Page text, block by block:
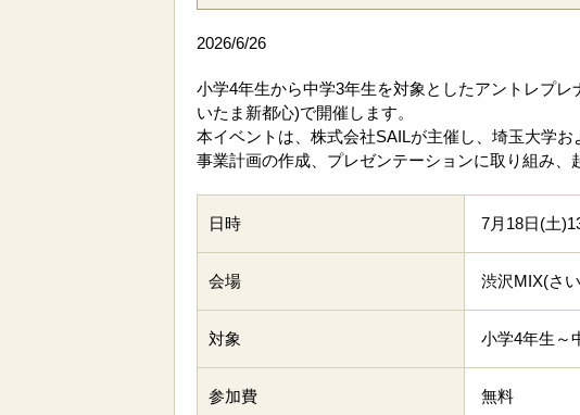
2026/6/26
小学4年生から中学3年生を対象としたアントレプ
いたま新都心)で開催します。
本イベントは、株式会社SAILが主催し、埼玉大学
事業計画の作成、プレゼンテーションに取り組み、
日時 7月18日(土
会場 渋沢MIX(さ
対象 小学4年生～
参加費 無料